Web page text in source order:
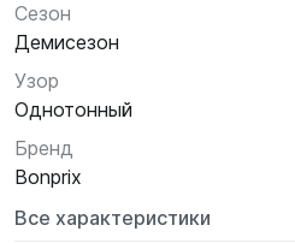
Сезон
Демисезон
Узор
Однотонный
Бренд
Bonprix
Все характеристики